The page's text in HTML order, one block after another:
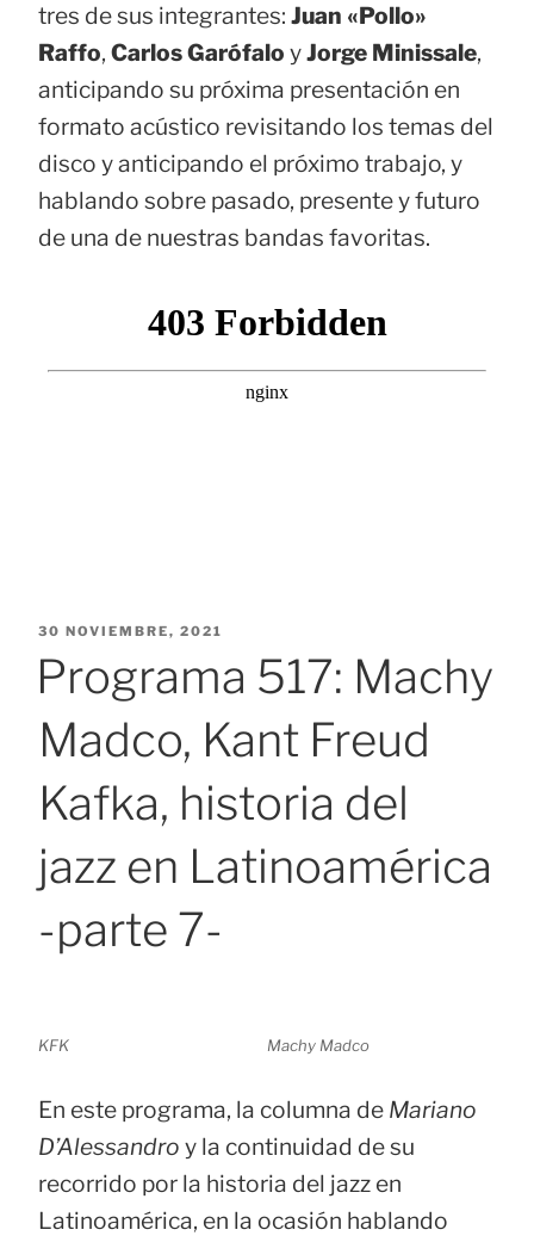
tres de sus integrantes: Juan «Pollo»
Raffo, Carlos Garófalo yJorge Minissale,
anticipando su próxima presentación en
formato acústico revisitando los temas del
disco y anticipando el próximo trabajo, y
hablando sobre pasado, presente y futuro
de una de nuestras bandas favoritas.
PUBLICADO
30 NOVIEMBRE, 2021
Programa 517: Machy
Madco, Kant Freud
Kafka, historia del
jazz en Latinoamérica
-parte 7-
KFK Machy Madco
En este programa, la columna de Mariano
D’Alessandro y la continuidad de su
recorrido por la historia del jazz en
Latinoamérica, en la ocasión hablando